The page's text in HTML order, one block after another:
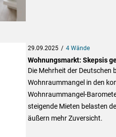
29.09.2025 4 Wände
Wohnungsmarkt: Skepsis
Die Mehrheit der Deutschen
Wohnraummangel in den
Wohnraummangel-
steigende Mieten belasten
äußern mehr Zuversicht.